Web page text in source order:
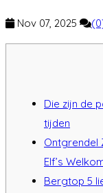
Nov 07, 2025
Die zijn de
tijden
Ontgrendel
Elf’s
Bergtop 5